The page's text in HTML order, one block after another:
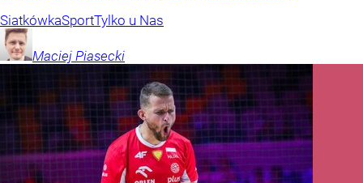
SiatkówkaSportTylko u Nas
Maciej Piasecki